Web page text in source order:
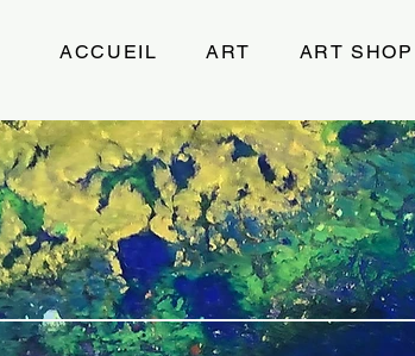
ACCUEIL ART ART SHOP